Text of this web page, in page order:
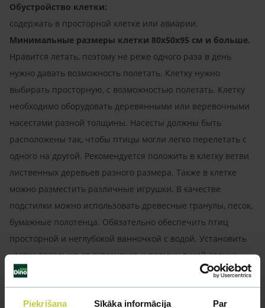
Piekrišana Sīkāka informācija Par
Обустройство клетки:
содержать в просторной клетке или авиарии.
Минимальные размеры клетки 80x50x95 см и больше.
Нравится летать, поэтому не реже одного раза в день
нужно давать возможность полетать. Клетку нужно
выбирать просторную, с возможностью полетать. Клетку
необходимо оборудовать деревянными или веревочными
насестами разной толщины. Насесты должны быть
расположены так, чтобы птицы могли легко перелетать с
одного на другой. Рекомендуется положить в клетку ветви
лиственных деревьев разного размера. Также в клетке
можно разместить различные игрушки. В качестве
подстилки можно использовать древесные гранулы, песок,
бумажные полотенца. Обязательно обеспечить птиц
просторной и неглубокой ванночкой с водой. Установить
клетку подальше от сквозняков и прямых лучей солнца.
Чистить полностью не реже одного раза в неделю.
Кормление: